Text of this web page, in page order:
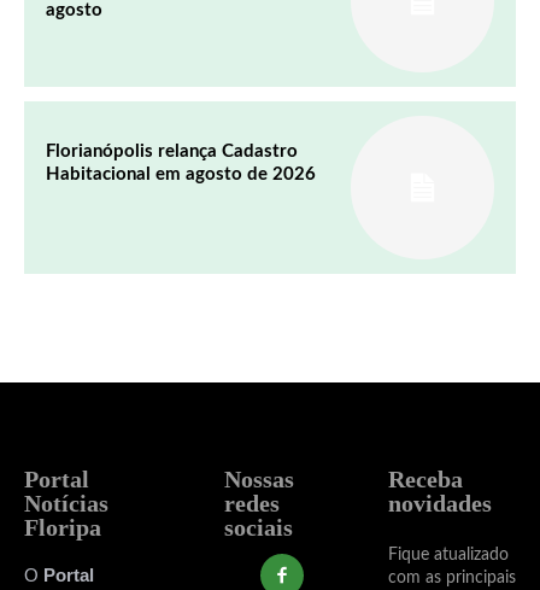
agosto
Florianópolis relança Cadastro
Habitacional em agosto de 2026
Portal
Notícias
Floripa
O Portal
Nossas
redes
sociais
Receba
novidades
Fique atualizado
com as principais